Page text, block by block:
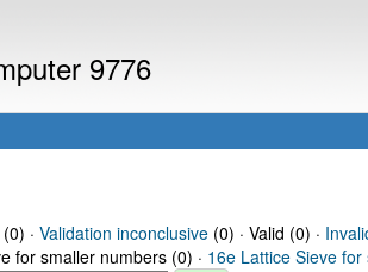
9776
(0) · Validation inconclusive(0) · Valid (0) ·
for smaller numbers (0) · 16e Lattice Sieve